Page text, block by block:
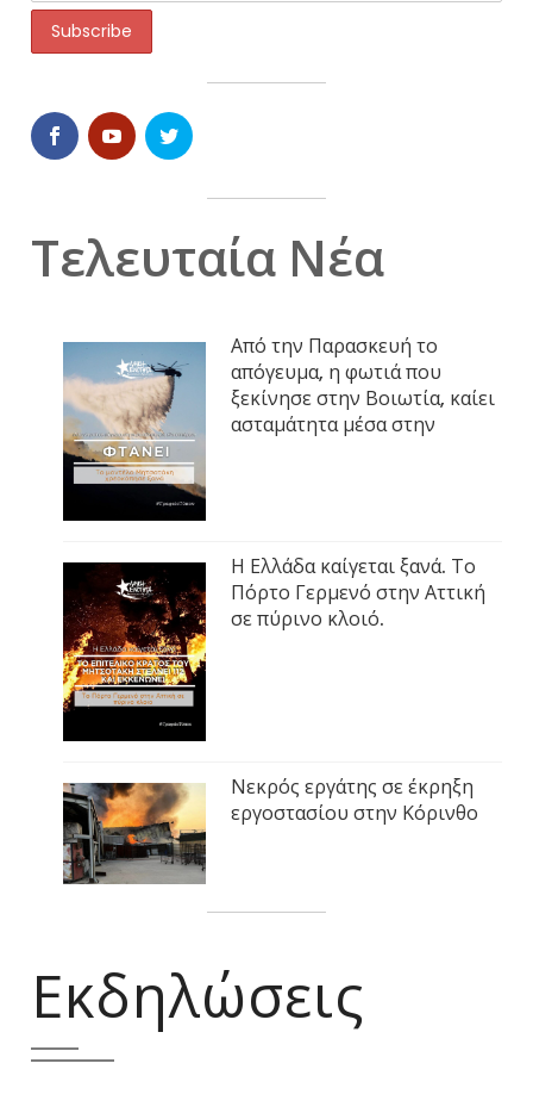
Τελευταία Νέα
Από την Παρασκευή το
απόγευμα, η φωτιά που
ξεκίνησε στην Βοιωτία, καίει
ασταμάτητα μέσα στην
Η Ελλάδα καίγεται ξανά. Το
Πόρτο Γερμενό στην Αττική
σε πύρινο κλοιό.
Νεκρός εργάτης σε έκρηξη
εργοστασίου στην Κόρινθο
Εκδηλώσεις